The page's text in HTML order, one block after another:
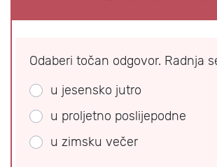
Odaberi točan odgovor. Radnja
u jesensko jutro
u proljetno poslijepodne
u zimsku večer